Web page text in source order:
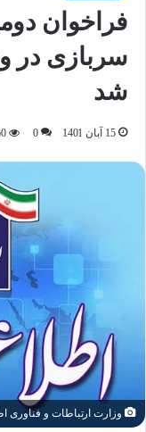
فراخوان
سربازی در
شد
15 آبان 1401 0
وزارت ارتباطات و فناوری